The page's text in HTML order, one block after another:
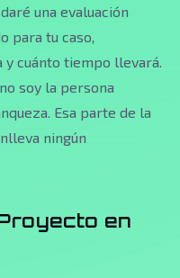
una evaluación
para tu caso,
y cuánto tiempo llevará.
soy la persona
Esa parte de la
ningún
en